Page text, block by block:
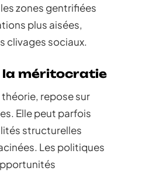
zones gentrifiées
plus aisées,
clivages sociaux.
la méritocratie
théorie, repose sur
Elle peut parfois
structurelles
Les politiques